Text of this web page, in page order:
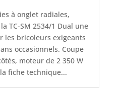
à onglet radiales,
TC-SM 2534/1 Dual une
les bricoleurs exigeants
occasionnels. Coupe
moteur de 2 350 W
fiche technique...